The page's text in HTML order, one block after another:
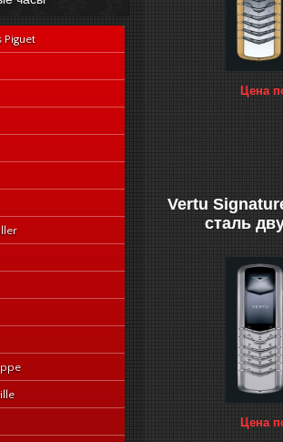
Piguet
Цена
Vertu
сталь
Цена